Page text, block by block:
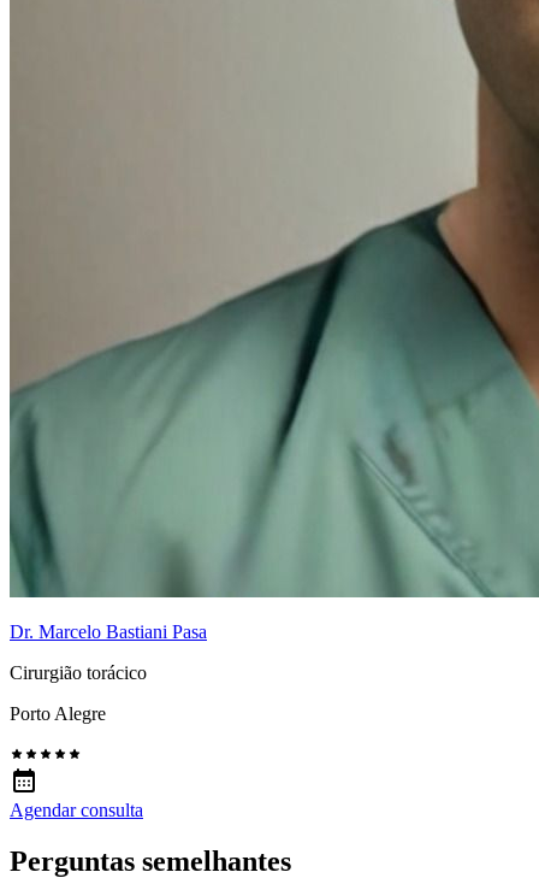
Dr. Marcelo Bastiani Pasa
Cirurgião torácico
Porto Alegre
Agendar consulta
Perguntas semelhantes